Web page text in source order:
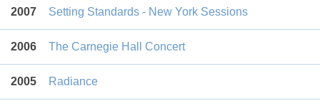
2007 Setting Standards - New York Sessions
2006 The Carnegie Hall Concert
2005 Radiance